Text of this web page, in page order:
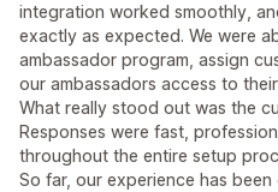
integration worked smoothly,
exactly as expected. We were
ambassador program, assign
our ambassadors access to
What really stood out was the
Responses were fast,
throughout the entire setup
So far, our experience has